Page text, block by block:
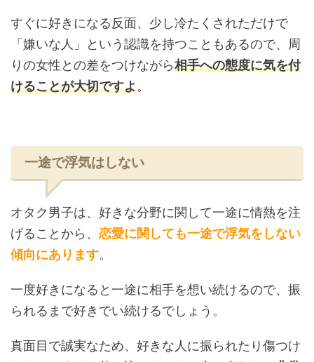
すぐに好きになる反面、少し冷たくされただけで
「嫌いな人」という認識を持つこともあるので、周
りの女性との差をつけながら相手への態度に気を付
けることが大切ですよ。
一途で浮気はしない
オタク男子は、好きな分野に関して一途に情熱を注
げることから、 恋愛に関しても一途で浮気をしない
傾向にあります。
一度好きになると一途に相手を想い続けるので、振
られるまで好きでい続けるでしょう。
真面目で誠実なため、好きな人に振られたり傷つけ